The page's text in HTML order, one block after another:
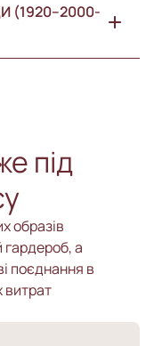
(1920–2000-
під
образів
а
поєднання в
витрат